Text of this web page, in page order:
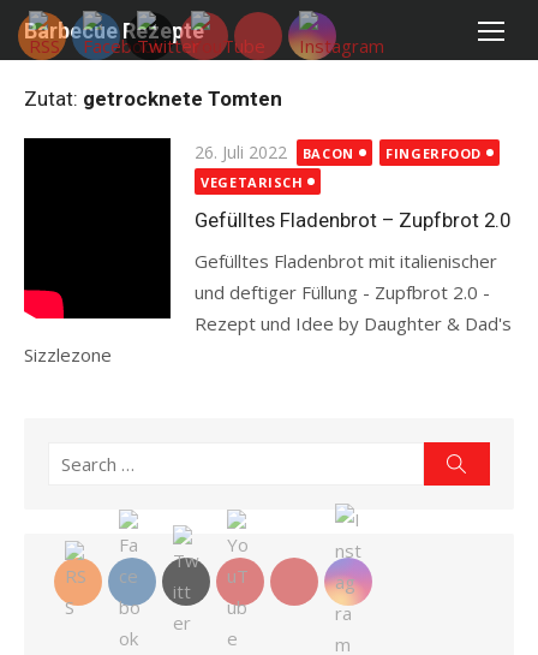
Skip
Barbecue Rezepte
Zutat: getrocknete Tomten
Posted
on
26. Juli 2022 BACON
FINGERFOOD
VEGETARISCH
Gefülltes Fladenbrot – Zupfbrot 2.0
Gefülltes Fladenbrot mit italienischer
und deftiger Füllung - Zupfbrot 2.0 -
Rezept und Idee by Daughter & Dad's
Sizzlezone
Search